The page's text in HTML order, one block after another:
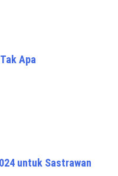
Apa
untuk Sastrawan